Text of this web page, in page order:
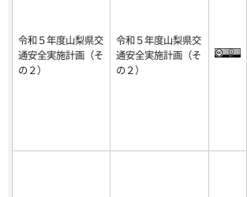
令和５年度山梨県交
通安全実施計画（そ
の２）
令和５年度山梨県交
通安全実施計画（そ
の２）